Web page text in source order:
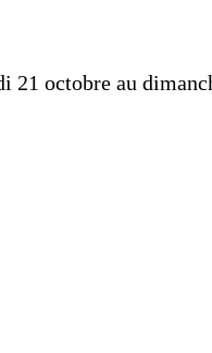
octobre au